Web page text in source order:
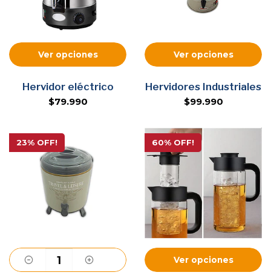
Ver opciones
Hervidor eléctrico
$79.990
Ver opciones
Hervidores Industriales
$99.990
23% OFF!
Ver opciones
60% OFF!